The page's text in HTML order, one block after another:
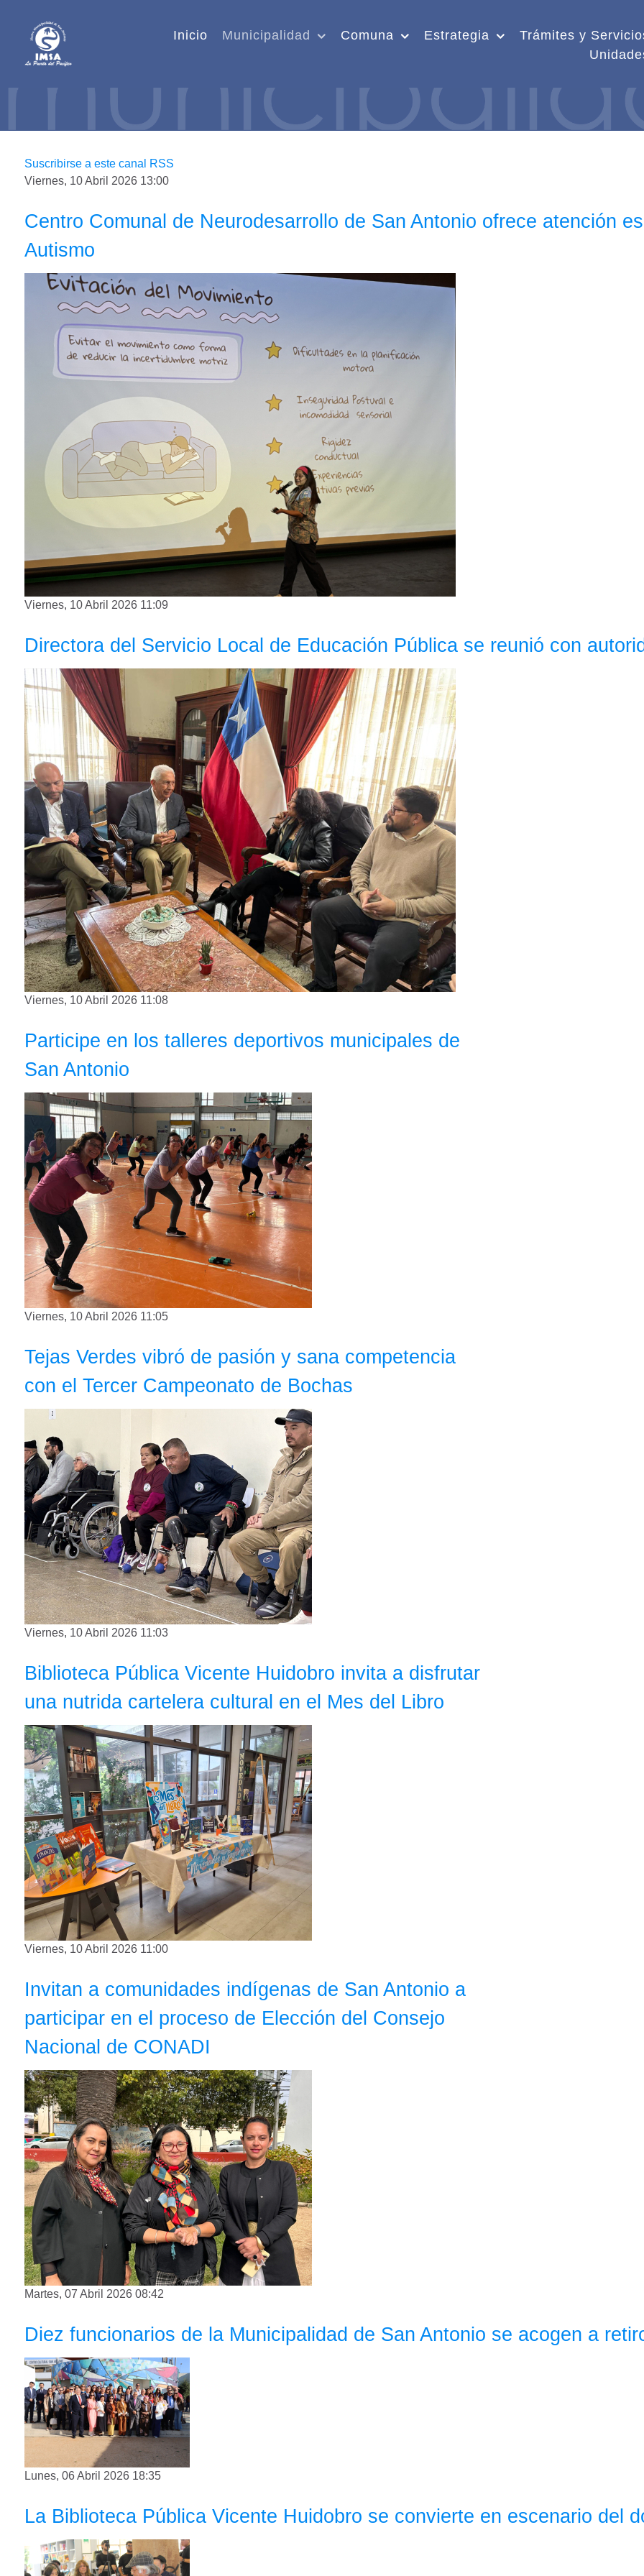
Inicio Municipalidad Comuna Estrategia
Trámites y
Suscribirse a este canal RSS
Viernes, 10 Abril 2026 13:00
Centro Comunal de Neurodesarrollo de San Antonio ofrece atención
Autismo
Viernes, 10 Abril 2026 11:09
Directora del Servicio Local de Educación Pública se reunió con
Viernes, 10 Abril 2026 11:08
Participe en los talleres deportivos municipales de
San Antonio
Viernes, 10 Abril 2026 11:05
Tejas Verdes vibró de pasión y sana competencia
con el Tercer Campeonato de Bochas
Viernes, 10 Abril 2026 11:03
Biblioteca Pública Vicente Huidobro invita a disfrutar
una nutrida cartelera cultural en el Mes del Libro
Viernes, 10 Abril 2026 11:00
Invitan a comunidades indígenas de San Antonio a
participar en el proceso de Elección del Consejo
Nacional de CONADI
Martes, 07 Abril 2026 08:42
Diez funcionarios de la Municipalidad de San Antonio se acogen a
Lunes, 06 Abril 2026 18:35
La Biblioteca Pública Vicente Huidobro se convierte en escenario del